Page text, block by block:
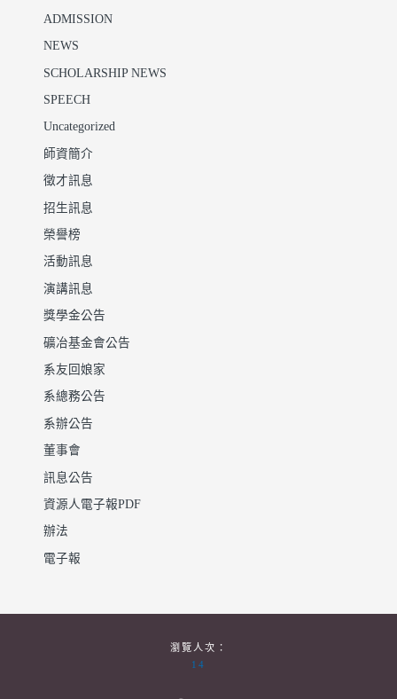
ADMISSION
NEWS
SCHOLARSHIP NEWS
SPEECH
Uncategorized
師資簡介
徵才訊息
招生訊息
榮譽榜
活動訊息
演講訊息
獎學金公告
礦冶基金會公告
系友回娘家
系總務公告
系辦公告
董事會
訊息公告
資源人電子報PDF
辦法
電子報
瀏覽人次：
14